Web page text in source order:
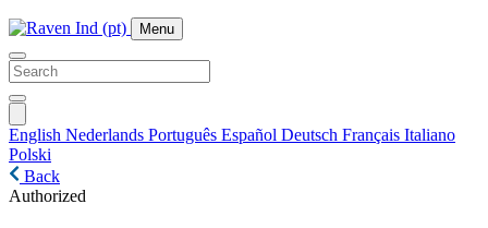
Menu
English Nederlands Português Español Deutsch Français Italiano
Polski
Back
Authorized